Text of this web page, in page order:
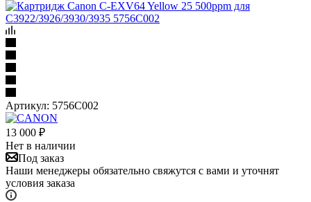
Артикул: 5756C002
13 000 ₽
Нет в наличии
Под заказ
Наши менеджеры обязательно свяжутся с вами и уточнят
условия заказа